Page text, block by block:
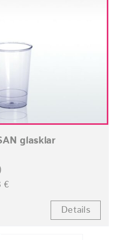
glasklar
€
Details